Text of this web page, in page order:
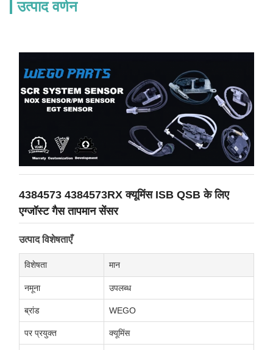
उत्पाद वर्णन
4384573 4384573RX क्यूमिंस ISB QSB के लिए
एग्जॉस्ट गैस तापमान सेंसर
उत्पाद विशेषताएँ
विशेषता मान
नमूना उपलब्ध
ब्रांड WEGO
पर प्रयुक्त क्यूमिंस